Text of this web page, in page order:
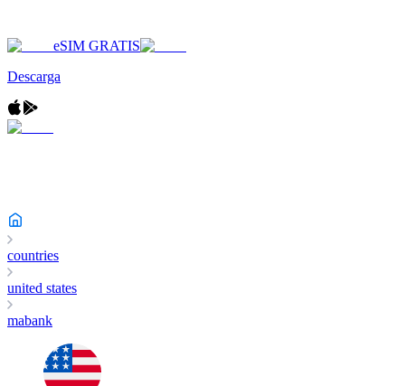
eSIM GRATIS
Descarga
countries
united states
mabank